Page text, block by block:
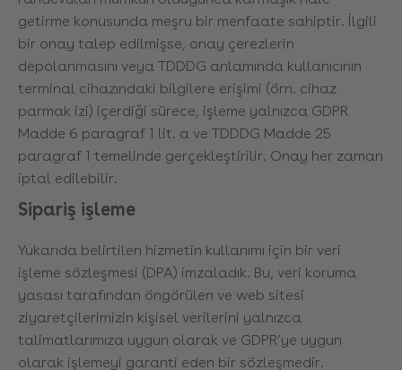
getirme konusunda meşru bir menfaate sahiptir. İlgili
bir onay talep edilmişse, onay çerezlerin
depolanmasını veya TDDDG anlamında kullanıcının
terminal cihazındaki bilgilere erişimi (örn. cihaz
parmak izi) içerdiği sürece, işleme yalnızca GDPR
Madde 6 paragraf 1 lit. a ve TDDDG Madde 25
paragraf 1 temelinde gerçekleştirilir. Onay her zaman
iptal edilebilir.
Sipariş işleme
Yukarıda belirtilen hizmetin kullanımı için bir veri
işleme sözleşmesi (DPA) imzaladık. Bu, veri koruma
yasası tarafından öngörülen ve web sitesi
ziyaretçilerimizin kişisel verilerini yalnızca
talimatlarımıza uygun olarak ve GDPR’ye uygun
olarak işlemeyi garanti eden bir sözleşmedir.